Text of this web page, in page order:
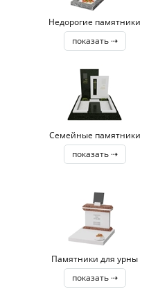
Недорогие памятники
показать ⇢
Семейные памятники
показать ⇢
Памятники для урны
показать ⇢